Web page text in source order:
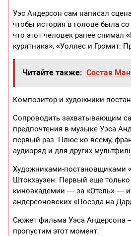
Уэс Андерсон сам написал
чтобы история в голове была
что этот человек ранее
курятника», «Уоллес и Громит:
Читайте также: Состав
Композитор и художники-
Сопроводить захватывающим
предпочтения в музыке Уэса
первый раз. Плюс ко всему,
аудиоряд и для других
Художниками-постановщиками
Штокхаузен. Первый еще только
киноакадемии — за «Отель» —
андерсоновских «Поезда на
Сюжет фильма Уэса Андерсона
пропустим этот момент.